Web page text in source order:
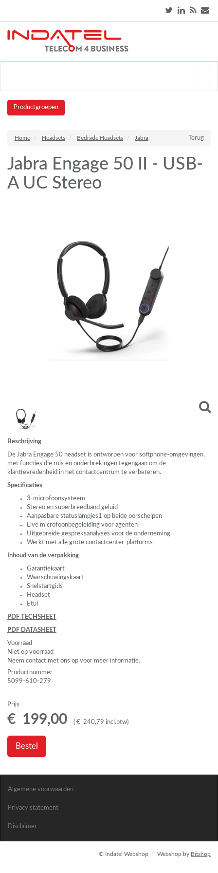
Productgroepen
Terug
Home Headsets Bedrade Headsets Jabra
Jabra Engage 50 II - USB-
A UC Stereo
Beschrijving
De Jabra Engage 50 headset is ontworpen voor softphone-omgevingen,
met functies die ruis en onderbrekingen tegengaan om de
klanttevredenheid in het contactcentrum te verbeteren.
Specificaties
3-microfoonsysteem
Stereo en superbreedband geluid
Aanpasbare statuslampjes1 op beide oorschelpen
Live microfoonbegeleiding voor agenten
Uitgebreide gespreksanalyses voor de onderneming
Werkt met alle grote contactcenter-platforms
Inhoud van de verpakking
Garantiekaart
Waarschuwingskaart
Snelstartgids
Headset
Etui
PDF TECHSHEET
PDF DATASHEET
Voorraad
Niet op voorraad
Neem contact met ons op voor meer informatie.
Productnummer
5099-610-279
Prijs
€ 199,00 ( € 240,79 incl.btw)
Bestel
Algemene voorwaarden
Privacy statement
Disclaimer
© Indatel Webshop | Webshop by Bitshop